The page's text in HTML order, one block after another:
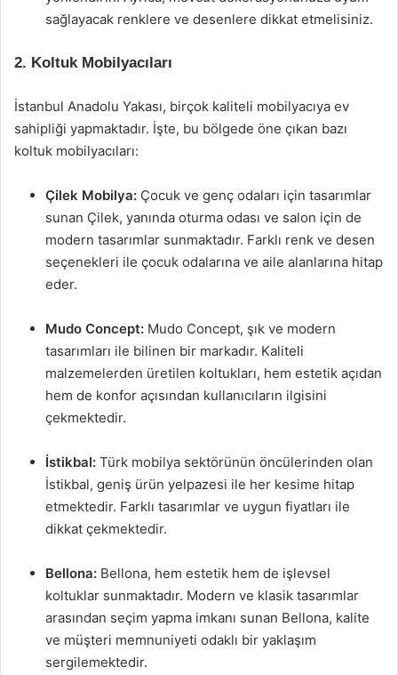
sağlayacak renklere ve desenlere dikkat etmelisiniz.
2. Koltuk Mobilyacıları
İstanbul Anadolu Yakası, birçok kaliteli mobilyacıya ev
sahipliği yapmaktadır. İşte, bu bölgede öne çıkan bazı
koltuk mobilyacıları:
Çilek Mobilya: Çocuk ve genç odaları için tasarımlar
sunan Çilek, yanında oturma odası ve salon için de
modern tasarımlar sunmaktadır. Farklı renk ve desen
seçenekleri ile çocuk odalarına ve aile alanlarına hitap
eder.
Mudo Concept: Mudo Concept, şık ve modern
tasarımları ile bilinen bir markadır. Kaliteli
malzemelerden üretilen koltukları, hem estetik açıdan
hem de konfor açısından kullanıcıların ilgisini
çekmektedir.
İstikbal: Türk mobilya sektörünün öncülerinden olan
İstikbal, geniş ürün yelpazesi ile her kesime hitap
etmektedir. Farklı tasarımlar ve uygun fiyatları ile
dikkat çekmektedir.
Bellona: Bellona, hem estetik hem de işlevsel
koltuklar sunmaktadır. Modern ve klasik tasarımlar
arasından seçim yapma imkanı sunan Bellona, kalite
ve müşteri memnuniyeti odaklı bir yaklaşım
sergilemektedir.